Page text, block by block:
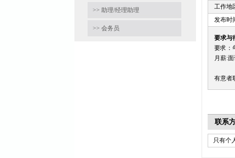
>> 助理/经理助理
>> 会务员
工作地
发布时
要求与
要求：
月薪:面
有意者
联系
只有个